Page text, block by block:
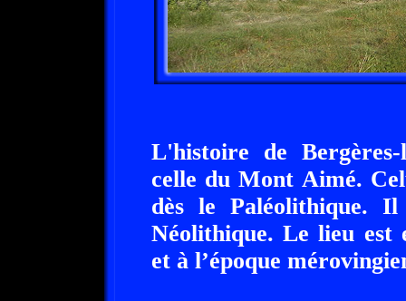
L'histoire de
celle du Mont Aimé.
dès le Paléolithique.
Néolithique. Le lieu est
et à l’époque